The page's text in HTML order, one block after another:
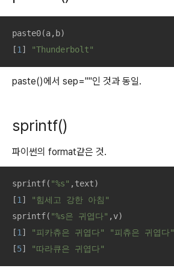
paste0(a,b)
[1 ] "Thunderbolt"
paste()에서 sep=""인 것과 동일.
sprintf()
파이썬의 format같은 것.
sprintf( "%s" ,text)
[1 ]
"힘세고 강한 아침"
sprintf( "%s은 귀엽다" ,v)
[1 ] "피카츄은 귀엽다" "피츄은 귀엽다"
[5] "따라큐은 귀엽다"